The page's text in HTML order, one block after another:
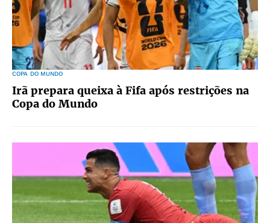
COPA DO MUNDO
Irã prepara queixa à Fifa após restrições na
Copa do Mundo